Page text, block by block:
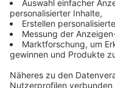
Weitere
Anzeige
Leverkusen: Bayer